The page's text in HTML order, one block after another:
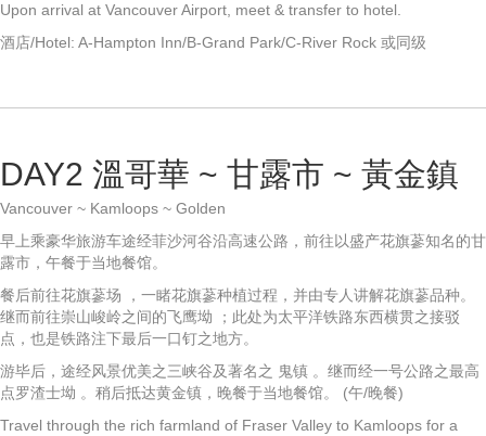
Upon arrival at Vancouver Airport, meet & transfer to hotel.
酒店/Hotel: A-Hampton Inn/B-Grand Park/C-River Rock 或同级
DAY2 溫哥華 ~ 甘露市 ~ 黃金鎮
Vancouver ~ Kamloops ~ Golden
早上乘豪华旅游车途经菲沙河谷沿高速公路，前往以盛产花旗蔘知名的甘
露市，午餐于当地餐馆。
餐后前往花旗蔘场 ，一睹花旗蔘种植过程，并由专人讲解花旗蔘品种。
继而前往崇山峻岭之间的飞鹰坳 ；此处为太平洋铁路东西横贯之接驳
点，也是铁路注下最后一口钉之地方。
游毕后，途经风景优美之三峡谷及著名之 鬼镇 。继而经一号公路之最高
点罗渣士坳 。稍后抵达黄金镇，晚餐于当地餐馆。 (午/晚餐)
Travel through the rich farmland of Fraser Valley to Kamloops for a